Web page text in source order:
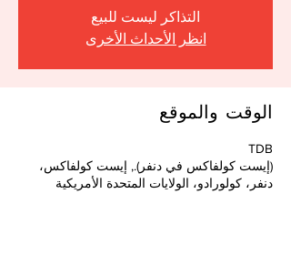
التذاكر ليست للبيع
انظر الأحداث الأخرى
الوقت والموقع
TDB
(إيست كولفاكس في دنفر)., إيست كولفاكس،
دنفر، كولورادو، الولايات المتحدة الأمريكية